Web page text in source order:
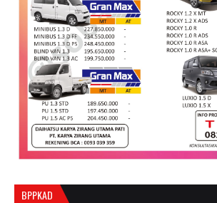
BPPKAD